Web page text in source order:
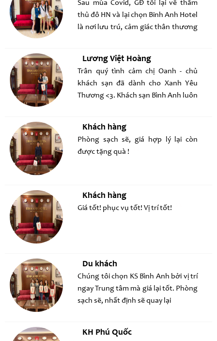
Sau mùa Covid, GĐ tôi lại về thăm
thủ đô HN và lại chọn Binh Anh Hotel
là nơi lưu trú, cảm giác thân thương
Lương Việt Hoàng
Trân quý tình cảm chị Oanh - chủ
khách sạn đã dành cho Xanh Yêu
Thương <3. Khách sạn Bình Anh luôn
chúng tôi. Vị trí tuyệt vời ngay trung
tâm phố cổ, phòng ốc sạch sẽ tiện
nghi, giá cả phải chăng. Chị chủ
Khách hàng
Phòng sạch sẽ, giá hợp lý lại còn
được tặng quà !
Khách hàng
Giá tốt! phục vụ tốt! Vị trí tốt!
Du khách
Chúng tôi chọn KS Bình Anh bởi vị trí
ngay Trung tâm mà giá lại tốt. Phòng
sạch sẽ, nhất định sẽ quay lại
KH Phú Quốc